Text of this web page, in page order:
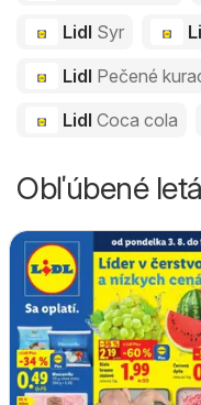
Lidl Syr
Lidl Pečené
Lidl Coca cola
Obľúbené